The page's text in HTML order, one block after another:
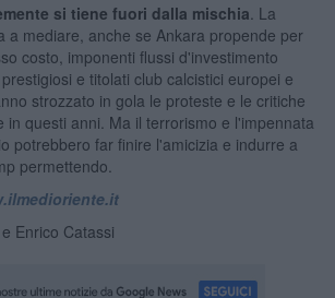
si tiene fuori dalla mischia . La
a mediare, anche se Ankara propende per
costo, imponenti flussi d'investimento
e titolati club calcistici europei e
strozzato in gola le proteste e le critiche
in questi anni. Ma il terrorismo e l'impennata
potrebbero far finire l'amicizia e indurre a
permettendo.
Enrico Catassi